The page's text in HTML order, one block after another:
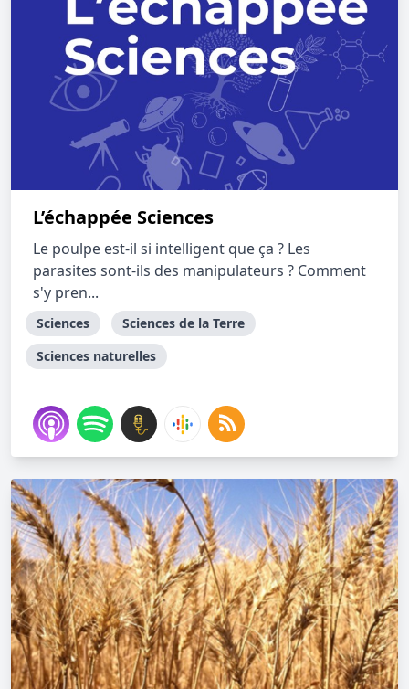
L’échappée Sciences
Le poulpe est-il si intelligent que ça ? Les
parasites sont-ils des manipulateurs ? Comment
s'y pren...
Sciences
Sciences de la Terre
Sciences naturelles